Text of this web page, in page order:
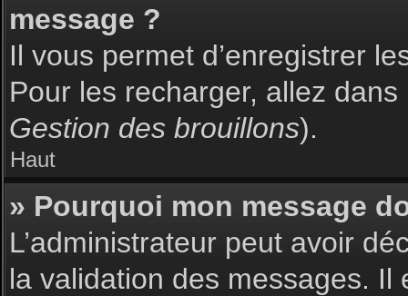
message ?
Il vous permet d’enregistrer
Pour les recharger, allez
Gestion des brouillons).
Haut
» Pourquoi mon message
L’administrateur peut avoir
la validation des messages. Il